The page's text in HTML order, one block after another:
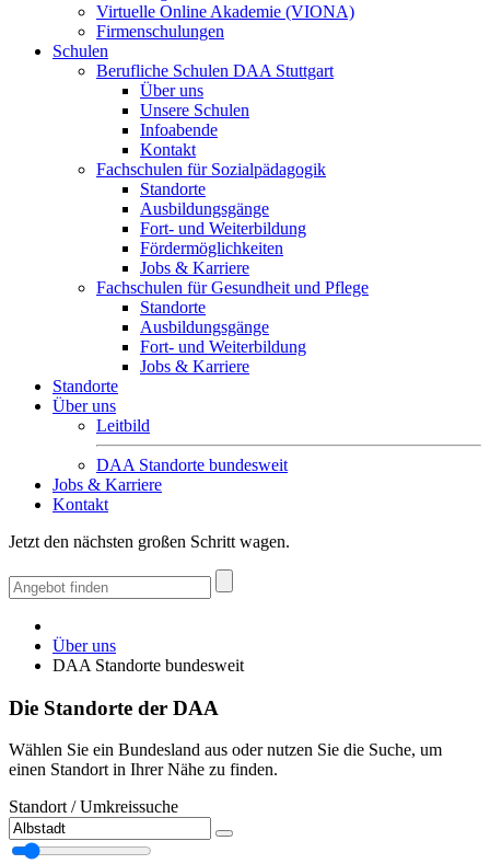
Virtuelle Online Akademie (VIONA)
Firmenschulungen
Schulen
Berufliche Schulen DAA Stuttgart
Über uns
Unsere Schulen
Infoabende
Kontakt
Fachschulen für Sozialpädagogik
Standorte
Ausbildungsgänge
Fort- und Weiterbildung
Fördermöglichkeiten
Jobs & Karriere
Fachschulen für Gesundheit und Pflege
Standorte
Ausbildungsgänge
Fort- und Weiterbildung
Jobs & Karriere
Standorte
Über uns
Leitbild
DAA Standorte bundesweit
Jobs & Karriere
Kontakt
Jetzt den nächsten großen Schritt wagen.
Über uns
DAA Standorte bundesweit
Die Standorte der DAA
Wählen Sie ein Bundesland aus oder nutzen Sie die Suche, um
einen Standort in Ihrer Nähe zu finden.
Standort / Umkreissuche